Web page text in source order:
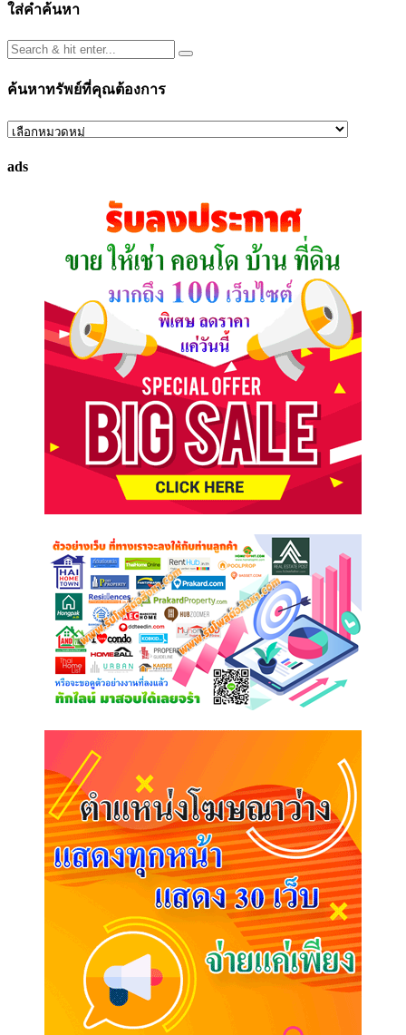
ใส่คำค้นหา
ค้นหาทรัพย์ที่คุณต้องการ
ค้นหา
ที่
ads